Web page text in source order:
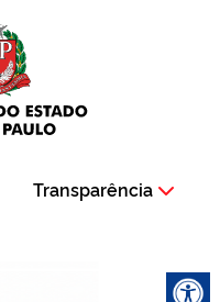
Transparência